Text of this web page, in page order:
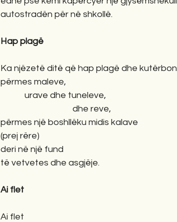
autostradën për në shkollë.
Hap plagë
Ka njëzetë ditë që hap plagë dhe kutërbon
përmes maleve,
urave dhe tuneleve,
dhe reve,
përmes një boshllëku midis kalave
(prej rëre)
deri në një fund
të vetvetes dhe asgjëje.
Ai flet
Ai flet